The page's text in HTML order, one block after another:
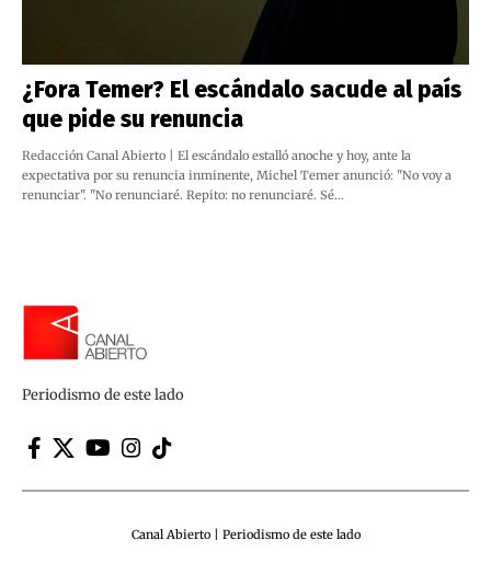
¿Fora Temer? El escándalo sacude al país
que pide su renuncia
Redacción Canal Abierto | El escándalo estalló anoche y hoy, ante la
expectativa por su renuncia inminente, Michel Temer anunció: "No voy a
renunciar". "No renunciaré. Repito: no renunciaré. Sé…
Periodismo de este lado
Canal Abierto | Periodismo de este lado